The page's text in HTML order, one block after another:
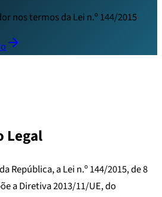
nos termos da Lei n.º 144/2015
Legal
República, a Lei n.º 144/2015, de 8
a Diretiva 2013/11/UE, do